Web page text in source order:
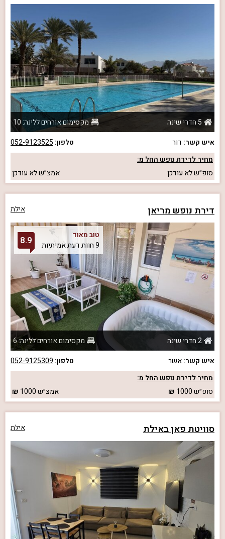
5 חדרי שינה
מקסימום אורחים ללינה: 10
איש קשר: דור טלפון: 052-9123525
מחיר לדירת נופש החל מ:
סופ״שלא עודכן אמצ״שלא עודכן
דירת נופש מריאן אילת
טוב מאוד
9 חוות דעת אמיתיות
8.9
2 חדרי שינה
מקסימום אורחים ללינה: 6
איש קשר:אשר טלפון: 052-9125309
מחיר לדירת נופש החל מ:
סופ״ש1000 אמצ״ש1000
סוויטת פאן באילת אילת